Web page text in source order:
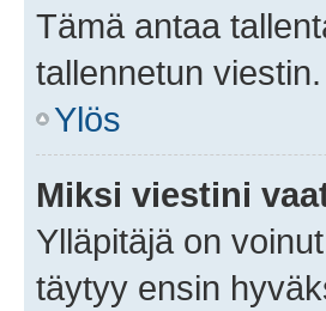
Tämä antaa
tallennetun
Ylös
Miksi viestini
Ylläpitäjä on
täytyy ensin